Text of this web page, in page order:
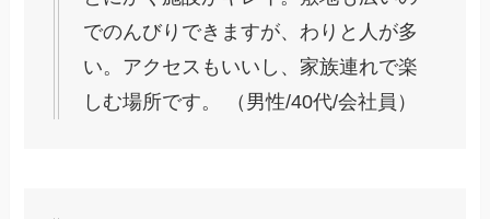
でのんびりできますが、わりと人が多
い。アクセスもいいし、家族連れで楽
しむ場所です。 （男性/40代/会社員）